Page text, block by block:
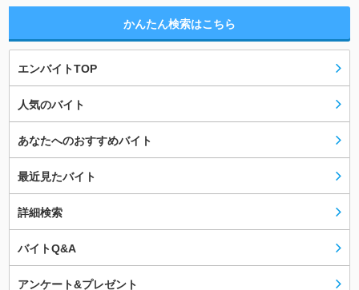
かんたん検索はこちら
エンバイトTOP
人気のバイト
あなたへのおすすめバイト
最近見たバイト
詳細検索
バイトQ&A
アンケート&プレゼント